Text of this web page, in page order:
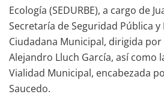
Ecología (SEDURBE), a cargo de
Secretaría de Seguridad Pública
Ciudadana Municipal, dirigida por
Alejandro Lluch García, así como
Vialidad Municipal, encabezada
Saucedo.